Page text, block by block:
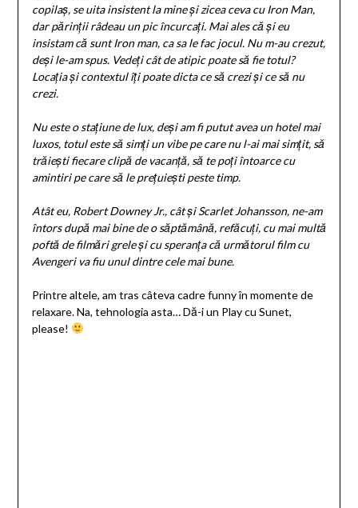
copilaș, se uita insistent la mine și zicea ceva cu Iron Man,
dar părinții râdeau un pic încurcați. Mai ales că și eu
insistam că sunt Iron man, ca sa le fac jocul. Nu m-au crezut,
deși le-am spus. Vedeți cât de atipic poate să fie totul?
Locația și contextul îți poate dicta ce să crezi și ce să nu
crezi.
Nu este o stațiune de lux, deși am fi putut avea un hotel mai
luxos, totul este să simți un vibe pe care nu l-ai mai simțit, să
trăiești fiecare clipă de vacanță, să te poți întoarce cu
amintiri pe care să le prețuiești peste timp.
Atât eu, Robert Downey Jr., cât și Scarlet Johansson, ne-am
întors după mai bine de o săptămână, refăcuți, cu mai multă
poftă de filmări grele și cu speranța că următorul film cu
Avengeri va fiu unul dintre cele mai bune.
Printre altele, am tras câteva cadre funny în momente de
relaxare. Na, tehnologia asta… Dă-i un Play cu Sunet,
please!